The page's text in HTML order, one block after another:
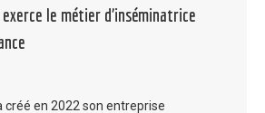
le métier d’inséminatrice
créé en 2022 son entreprise